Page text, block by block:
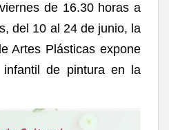
de 16.30 horas a
del 10 al 24 de junio, la
Artes Plásticas expone
de pintura en la